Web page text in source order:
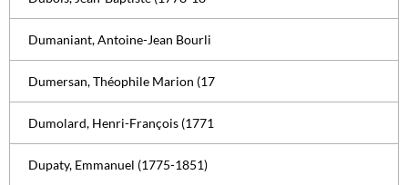
Dumaniant, Antoine-Jean Bourli
Dumersan, Théophile Marion (17
Dumolard, Henri-François (1771
Dupaty, Emmanuel (1775-1851)